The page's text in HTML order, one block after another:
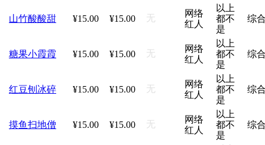
山竹酸酸甜 ¥15.00 ¥15.00 无
网络
红人
以上
都不
是
综
糖果小霞霞 ¥15.00 ¥15.00 无
网络
红人
以上
都不
是
综
红豆刨冰碎 ¥15.00 ¥15.00 无
网络
红人
以上
都不
是
综
摸鱼扫地僧 ¥15.00 ¥15.00 无
网络
红人
以上
都不
是
综